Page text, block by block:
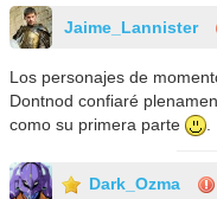
Jaime_Lannister
Los personajes de
Dontnod confiaré
como su primera parte
Dark_Ozma